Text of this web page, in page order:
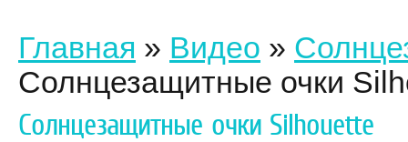
Главная » Видео »
Солнцезащитные очки
Солнцезащитные очки Silhouette